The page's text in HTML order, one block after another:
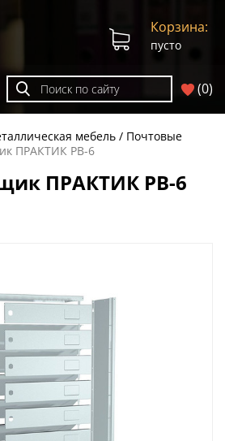
(0)
Корзина:
пусто
мебель
Почтовые
ПРАКТИК PB-6
ПРАКТИК PB-6